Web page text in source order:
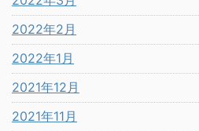
2022年2月
2022年1月
2021年12月
2021年11月